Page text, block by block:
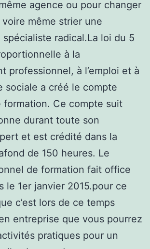
agence ou pour changer
même strier une
radical.La loi du 5
à la
professionnel, à l’emploi et à
sociale a créé le compte
formation. Ce compte suit
durant toute son
et est crédité dans la
de 150 heures. Le
de formation fait office
le 1er janvier 2015.pour ce
c’est lors de ce temps
entreprise que vous pourrez
pratiques pour un